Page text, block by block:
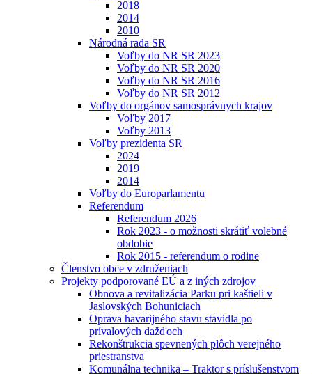
2018
2014
2010
Národná rada SR
Voľby do NR SR 2023
Voľby do NR SR 2020
Voľby do NR SR 2016
Voľby do NR SR 2012
Voľby do orgánov samosprávnych krajov
Voľby 2017
Voľby 2013
Voľby prezidenta SR
2024
2019
2014
Voľby do Europarlamentu
Referendum
Referendum 2026
Rok 2023 - o možnosti skrátiť volebné
obdobie
Rok 2015 - referendum o rodine
Členstvo obce v združeniach
Projekty podporované EÚ a z iných zdrojov
Obnova a revitalizácia Parku pri kaštieli v
Jaslovských Bohuniciach
Oprava havarijného stavu stavidla po
prívalových dažďoch
Rekonštrukcia spevnených plôch verejného
priestranstva
Komunálna technika – Traktor s príslušenstvom